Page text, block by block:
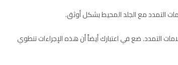
التمدد مع الجلد المحيط بشكل أوثق.
التمدد. ضع في اعتبارك أيضاً أن هذه الإجراءات تنطوي